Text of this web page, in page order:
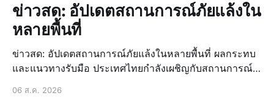
ข่าวสด: อัปเดตสถานการณ์ภัยแล้งใน
หลายพื้นที่
ข่าวสด: อัปเดตสถานการณ์ภัยแล้งในหลายพื้นที่ ผลกระทบ
และแนวทางรับมือ ประเทศไทยกำลังเผชิญกับสถานการณ์
ต่อหลายภาคส่วน นี่ไม่ใช่เรื่องใหม่สำหรับบ้านเรา แต่เป็น
06 ส.ค. 2026